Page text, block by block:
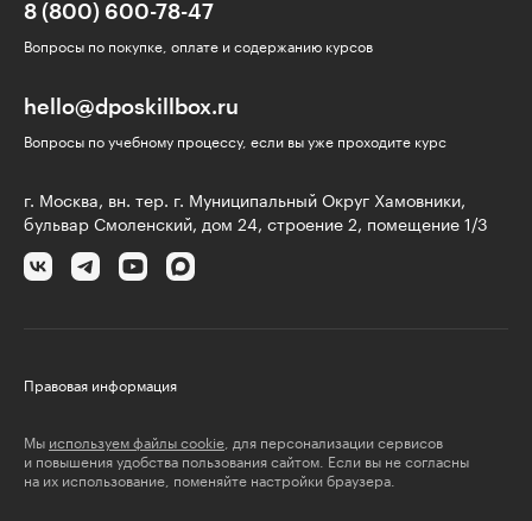
8 (800) 600-78-47
Вопросы по покупке, оплате и содержанию курсов
hello@dposkillbox.ru
Вопросы по учебному процессу, если вы уже проходите курс
г. Москва, вн. тер. г. Муниципальный Округ Хамовники,
бульвар Смоленский, дом 24, строение 2, помещение 1/3
Правовая информация
Мы используем файлы cookie , для персонализации сервисов
и повышения удобства пользования сайтом. Если вы не согласны
на их использование, поменяйте настройки браузера.